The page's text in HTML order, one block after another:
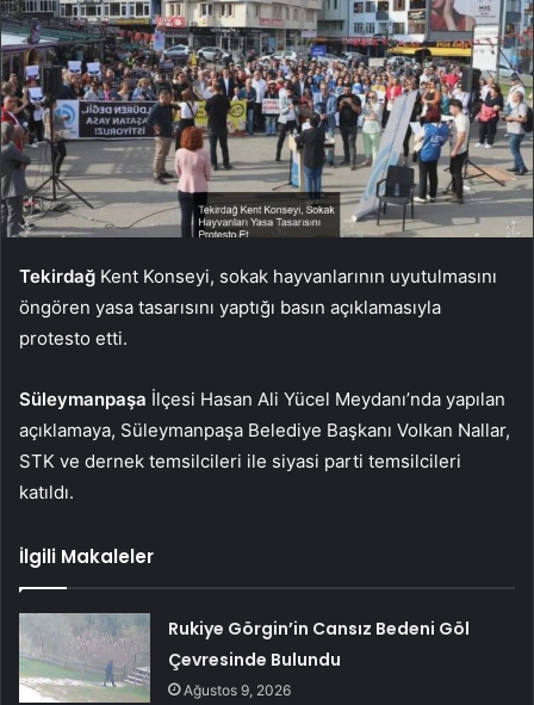
Tekirdağ Kent Konseyi, sokak hayvanlarının uyutulmasını
öngören yasa tasarısını yaptığı basın açıklamasıyla
protesto etti.
Süleymanpaşa İlçesi Hasan Ali Yücel Meydanı’nda yapılan
açıklamaya, Süleymanpaşa Belediye Başkanı Volkan Nallar,
STK ve dernek temsilcileri ile siyasi parti temsilcileri
katıldı.
İlgili Makaleler
Rukiye Görgin’in Cansız Bedeni Göl
Çevresinde Bulundu
Ağustos 9, 2026